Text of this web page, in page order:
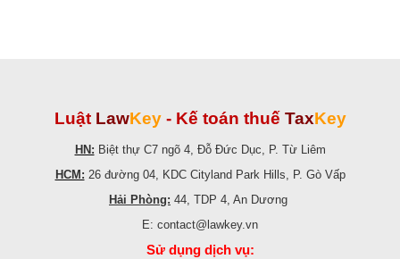
Luật LawKey - Kế toán thuế TaxKey
HN: Biệt thự C7 ngõ 4, Đỗ Đức Dục, P. Từ Liêm
HCM: 26 đường 04, KDC Cityland Park Hills, P. Gò Vấp
Hải Phòng: 44, TDP 4, An Dương
E: contact@lawkey.vn
Sử dụng dịch vụ: